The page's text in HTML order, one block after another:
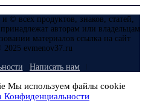
всех продуктов, знаков, статей,
авторам или владельцам
материалов ссылка на сайт
2025 evmenov37.ru
Написать нам
Мы используем файлы cookie
Конфиденциальности